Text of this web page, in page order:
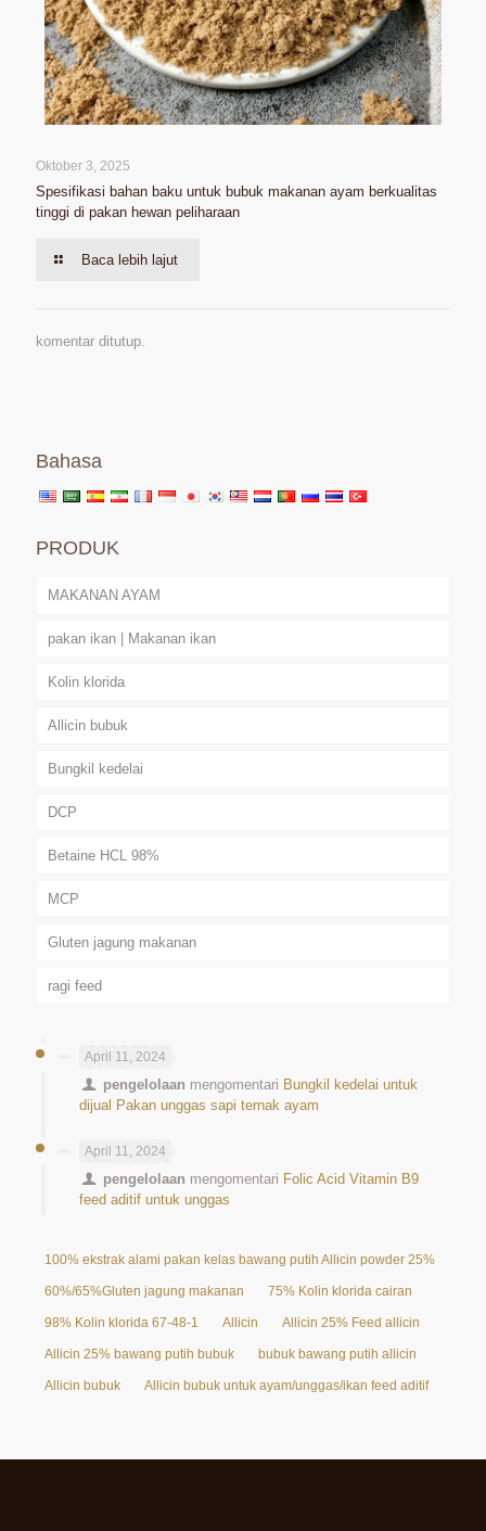
Oktober 3, 2025
Spesifikasi bahan baku untuk bubuk makanan ayam berkualitas
tinggi di pakan hewan peliharaan
Baca lebih lajut
komentar ditutup.
Bahasa
PRODUK
MAKANAN AYAM
pakan ikan | Makanan ikan
Kolin klorida
Allicin bubuk
Bungkil kedelai
DCP
Betaine HCL 98%
MCP
Gluten jagung makanan
ragi feed
April 11, 2024
pengelolaan mengomentari Bungkil kedelai untuk
dijual Pakan unggas sapi ternak ayam
April 11, 2024
pengelolaan mengomentari Folic Acid Vitamin B9
feed aditif untuk unggas
100% ekstrak alami pakan kelas bawang putih Allicin powder 25%
60%/65%Gluten jagung makanan 75% Kolin klorida cairan
98% Kolin klorida 67-48-1 Allicin Allicin 25% Feed allicin
Allicin 25% bawang putih bubuk bubuk bawang putih allicin
Allicin bubuk Allicin bubuk untuk ayam/unggas/ikan feed aditif